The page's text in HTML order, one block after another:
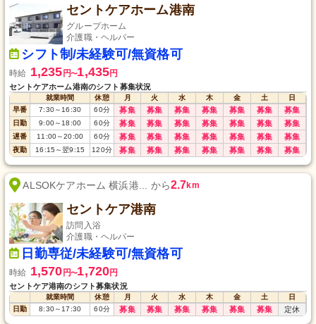
セントケアホーム港南
グループホーム
介護職・ヘルパー
シフト制/未経験可/無資格可
時給 1,235 円〜1,435円
セントケアホーム港南のシフト募集状況
就業時間 休憩 月 火 水 木 金 土
日
早番
7:30～16:30 60分 募集 募集 募集 募集 募集 募集 募集
日勤 9:00～18:00 60分 募集 募集 募集 募集 募集 募集 募集
遅番 11:00～20:00 60分 募集 募集 募集 募集 募集 募集 募集
夜勤 16:15 ～翌9:15 120分 募集 募集 募集 募集 募集 募集 募集
ALSOKケアホーム 横浜港... から2.7km
セントケア港南
訪問入浴
介護職・ヘルパー
日勤専従/未経験可/無資格可
時給 1,570 円〜1,720円
セントケア港南のシフト募集状況
就業時間 休憩 月 火 水 木 金 土
日
日勤
8:30～17:30 60分 募集 募集 募集 募集 募集 募集 定休